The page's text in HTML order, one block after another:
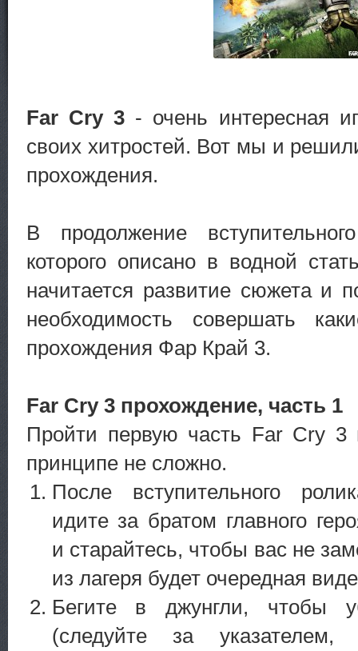
Far Cry 3 - очень интересная
своих хитростей. Вот мы и
прохождения.
В продолжение
которого описано в водной
начитается развитие сюжета и
необходимость совершать
прохождения Фар Край 3.
Far Cry 3 прохождение, часть 1
Пройти первую часть Far Cry 3
принципе не сложно.
После вступительного
идите за братом главного
и старайтесь, чтобы вас не
из лагеря будет очередная
Бегите в джунгли, чтобы
(следуйте за